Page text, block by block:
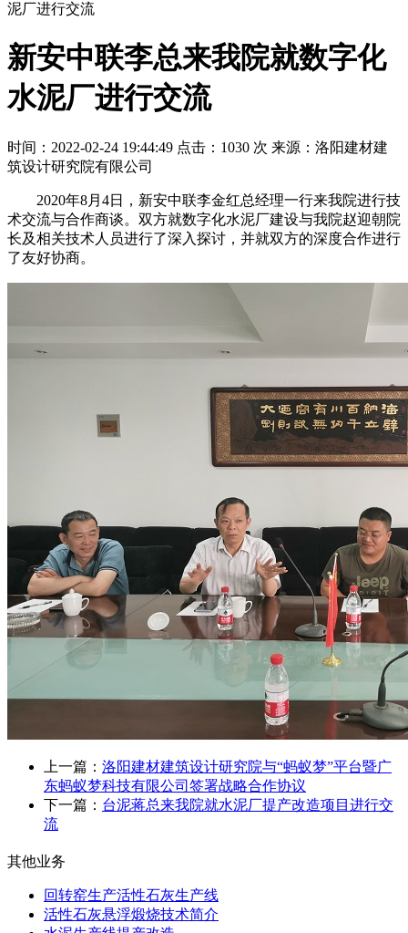
泥厂进行交流
新安中联李总来我院就数字化
水泥厂进行交流
时间：2022-02-24 19:44:49 点击：1030 次 来源：洛阳建材建
筑设计研究院有限公司
2020年8月4日，新安中联李金红总经理一行来我院进行技
术交流与合作商谈。双方就数字化水泥厂建设与我院赵迎朝院
长及相关技术人员进行了深入探讨，并就双方的深度合作进行
了友好协商。
上一篇： 洛阳建材建筑设计研究院与“蚂蚁梦”平台暨广
东蚂蚁梦科技有限公司签署战略合作协议
下一篇： 台泥蒋总来我院就水泥厂提产改造项目进行交
流
其他业务
回转窑生产活性石灰生产线
活性石灰悬浮煅烧技术简介